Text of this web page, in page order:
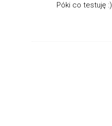
Póki co testuję :)